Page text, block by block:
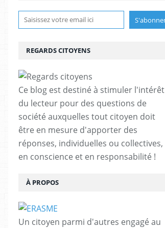
REGARDS CITOYENS
Ce blog est destiné à stimuler l'intérêt
du lecteur pour des questions de
société auxquelles tout citoyen doit
être en mesure d'apporter des
réponses, individuelles ou collectives,
en conscience et en responsabilité !
À PROPOS
Un citoyen parmi d'autres engagé au